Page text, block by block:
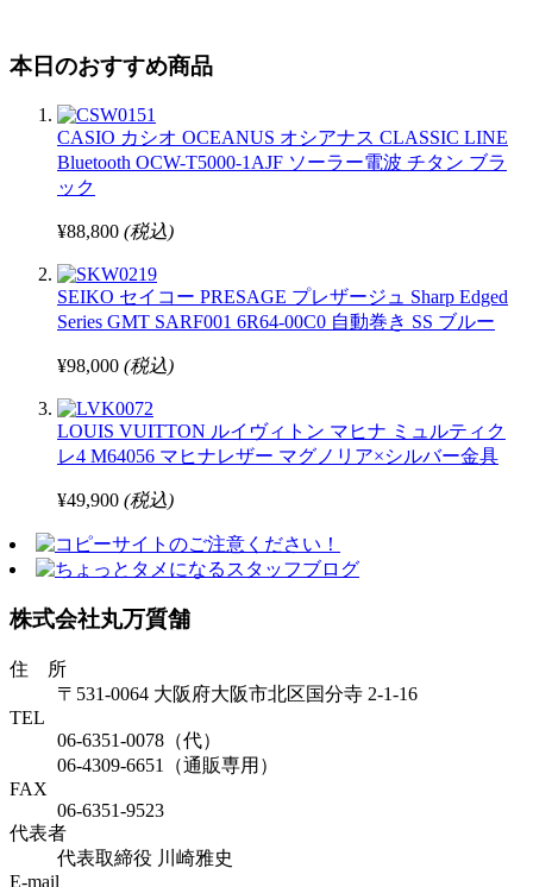
本日のおすすめ商品
CASIO カシオ OCEANUS オシアナス CLASSIC LINE
Bluetooth OCW-T5000-1AJF ソーラー電波 チタン ブラ
ック
¥88,800 (税込)
SEIKO セイコー PRESAGE プレザージュ Sharp Edged
Series GMT SARF001 6R64-00C0 自動巻き SS ブルー
¥98,000 (税込)
LOUIS VUITTON ルイヴィトン マヒナ ミュルティク
レ4 M64056 マヒナレザー マグノリア×シルバー金具
¥49,900 (税込)
株式会社丸万質舗
住 所
〒531-0064 大阪府大阪市北区国分寺 2-1-16
TEL
06-6351-0078（代）
06-4309-6651（通販専用）
FAX
06-6351-9523
代表者
代表取締役 川崎雅史
E-mail